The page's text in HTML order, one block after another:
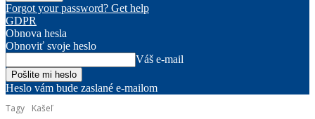
Forgot your password? Get help
GDPR
Obnova hesla
Obnoviť svoje heslo
Váš e-mail
Heslo vám bude zaslané e-mailom
Tagy
Kašeľ